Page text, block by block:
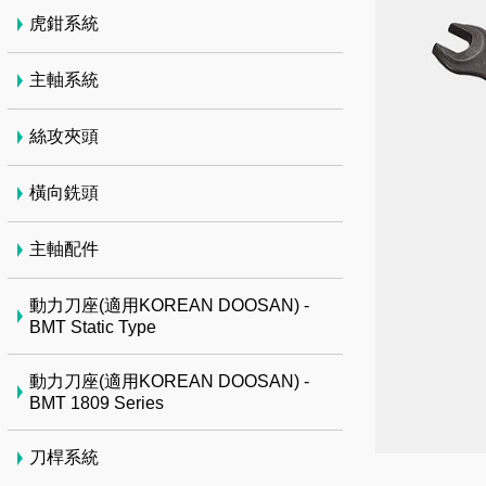
虎鉗系統
主軸系統
絲攻夾頭
橫向銑頭
主軸配件
動力刀座(適用KOREAN DOOSAN) -
BMT Static Type
動力刀座(適用KOREAN DOOSAN) -
BMT 1809 Series
刀桿系統